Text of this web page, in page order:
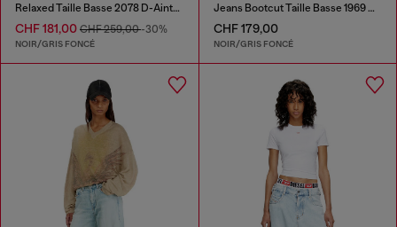
Relaxed Taille Basse 2078 D-Ainty Joggjeans®
CHF 181,00 CHF 259,00-30%
NOIR/GRIS FONCÉ
Jeans Bootcut Taille Basse 1969 D-Ebbey
CHF 179,00
NOIR/GRIS FONCÉ